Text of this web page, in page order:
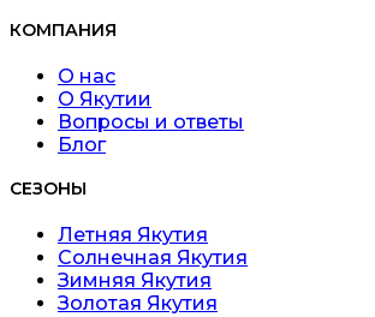
КОМПАНИЯ
О нас
О Якутии
Вопросы и ответы
Блог
СЕЗОНЫ
Летняя Якутия
Солнечная Якутия
Зимняя Якутия
Золотая Якутия